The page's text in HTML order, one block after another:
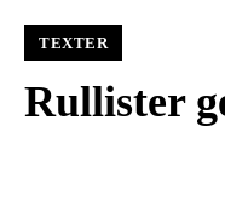
TEXTER
Rullister